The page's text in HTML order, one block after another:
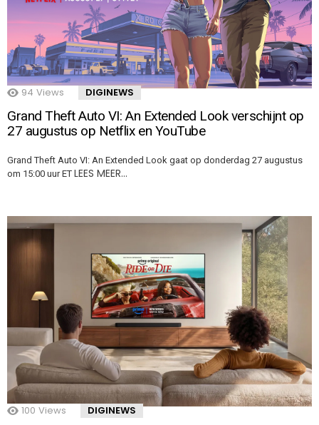
94 Views DIGINEWS
Grand Theft Auto VI: An Extended Look verschijnt op
27 augustus op Netflix en YouTube
Grand Theft Auto VI: An Extended Look gaat op donderdag 27 augustus
om 15:00 uur ET LEES MEER…
100 Views DIGINEWS